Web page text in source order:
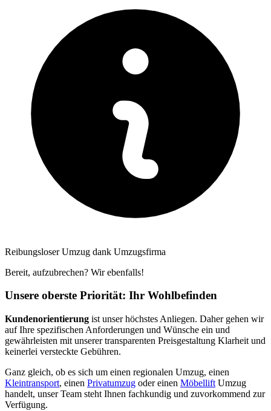
Reibungsloser Umzug dank Umzugsfirma
Bereit, aufzubrechen? Wir ebenfalls!
Unsere oberste Priorität: Ihr Wohlbefinden
Kundenorientierung ist unser höchstes Anliegen. Daher gehen wir
auf Ihre spezifischen Anforderungen und Wünsche ein und
gewährleisten mit unserer transparenten Preisgestaltung Klarheit und
keinerlei versteckte Gebühren.
Ganz gleich, ob es sich um einen regionalen Umzug, einen
Kleintransport, einen Privatumzug oder einen Möbellift Umzug
handelt, unser Team steht Ihnen fachkundig und zuvorkommend zur
Verfügung.